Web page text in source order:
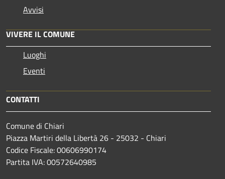
Avvisi
VIVERE IL COMUNE
Luoghi
Eventi
CONTATTI
Comune di Chiari
Piazza Martiri della Libertà 26 - 25032 - Chiari
Codice Fiscale: 00606990174
Partita IVA: 00572640985